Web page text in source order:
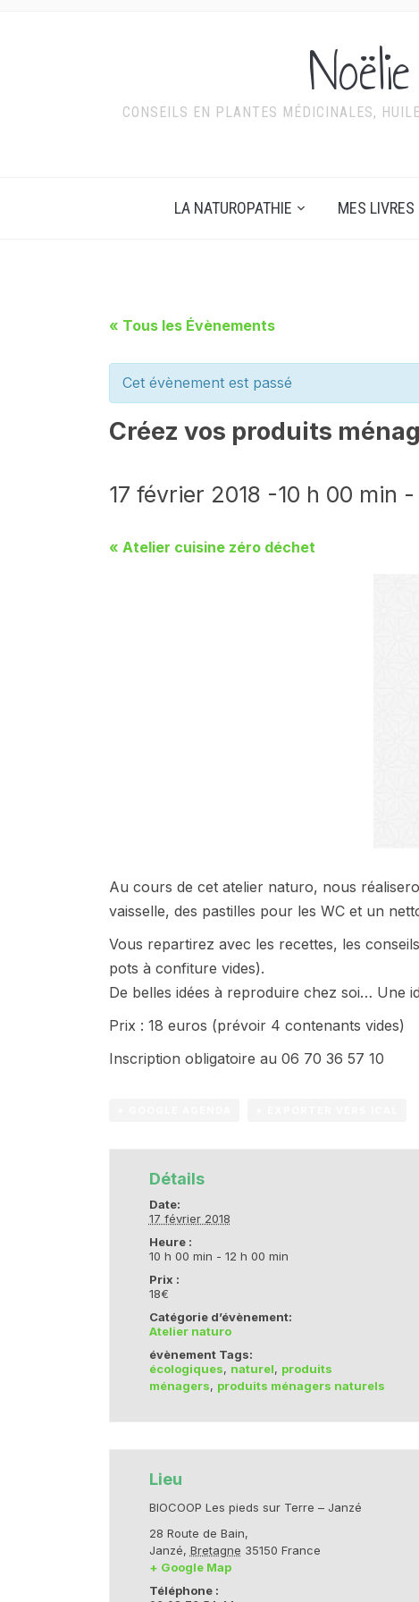
CONSEILS EN PLANTES MÉDICINALES,
LA NATUROPATHIE MES LIVRES
« Tous les Évènements
Cet évènement est passé
Créez vos produits
17 février 2018 -10 h 00 min -
« Atelier cuisine zéro déchet
Au cours de cet atelier naturo, nous
vaisselle, des pastilles pour les WC et un
Vous repartirez avec les recettes, les
pots à confiture vides).
De belles idées à reproduire chez soi… Une
Prix : 18 euros (prévoir 4 contenants vides)
Inscription obligatoire au 06 70 36 57 10
Détails
Date:
17 février 2018
Heure :
10 h 00 min - 12 h 00 min
Prix :
18€
Catégorie d’évènement:
Atelier naturo
évènement Tags:
écologiques, naturel, produits
ménagers, produits ménagers naturels
Lieu
BIOCOOP Les pieds sur Terre – Janzé
28 Route de Bain,
Janzé, Bretagne 35150 France
+ Google Map
Téléphone :